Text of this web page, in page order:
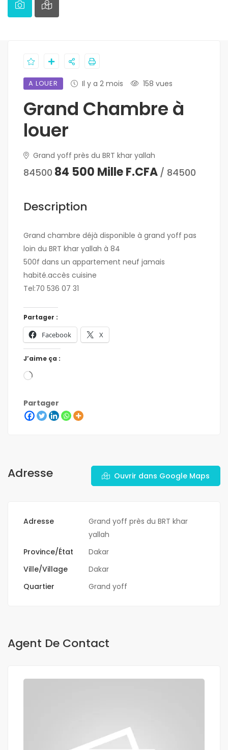
A LOUER Il y a 2 mois 158 vues
Grand Chambre à
louer
Grand yoff près du BRT khar yallah
84500 84 500 Mille F.CFA / 84500
Description
Grand chambre déjà disponible à grand yoff pas
loin du BRT khar yallah à 84
500f dans un appartement neuf jamais
habité.accès cuisine
Tel:70 536 07 31
Partager :
Facebook X
J’aime ça :
Partager
Adresse Ouvrir dans Google Maps
Adresse
Grand yoff près du BRT khar
yallah
Province/État
Dakar
Ville/Village
Dakar
Quartier
Grand yoff
Agent De Contact